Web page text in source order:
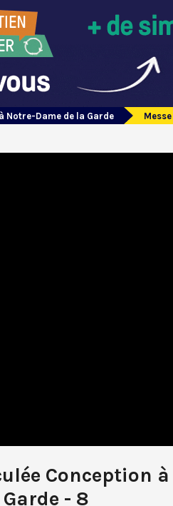
Notre-Dame de la Garde
Conception à
- 8